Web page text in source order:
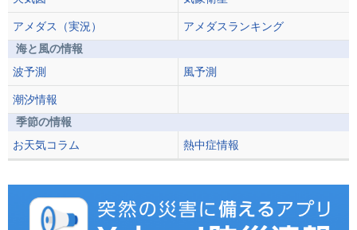
アメダス（実況）
アメダスランキング
海と風の情報
波予測
風予測
潮汐情報
季節の情報
お天気コラム
熱中症情報